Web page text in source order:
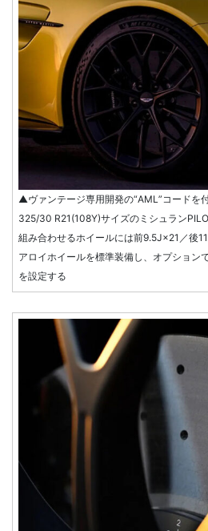
▲ヴァンテージ専用開発の“AML”コードを
325/30 R21(108Y)サイズのミシュラン
組み合わせるホイールには前9.5J×21／後
アロイホイールを標準装備し、オプション
を設定する